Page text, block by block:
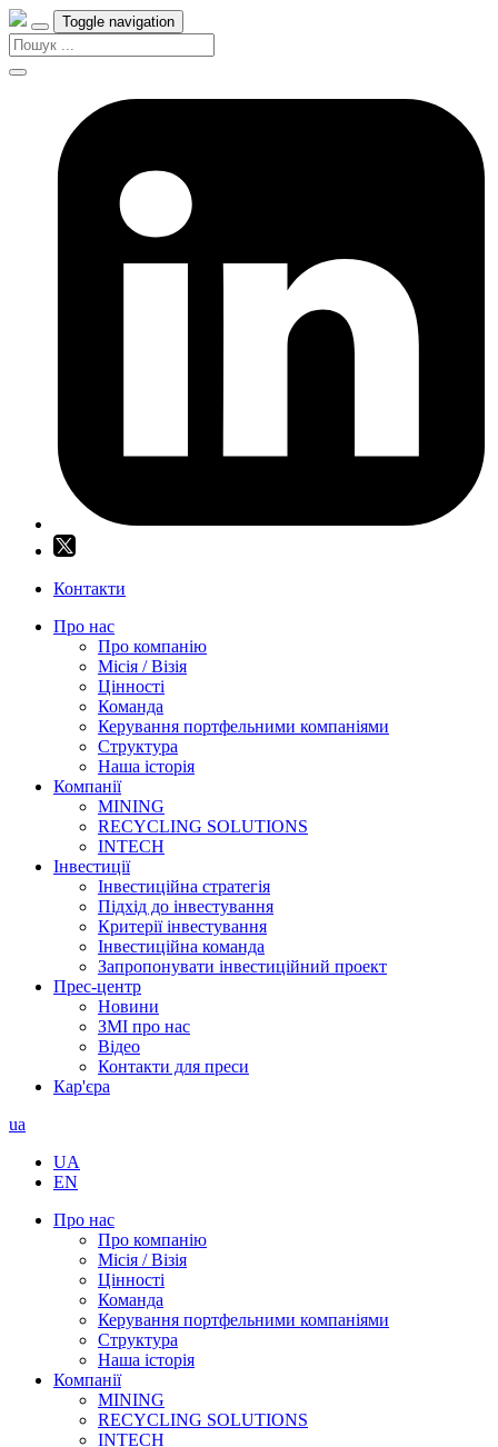
Toggle navigation
Контакти
Про нас
Про компанію
Місія / Візія
Цінності
Команда
Керування портфельними компаніями
Структура
Наша історія
Компанії
MINING
RECYCLING SOLUTIONS
INTECH
Інвестиції
Інвестиційна стратегія
Підхід до інвестування
Критерії інвестування
Інвестиційна команда
Запропонувати інвестиційний проект
Прес-центр
Новини
ЗМІ про нас
Відео
Контакти для преси
Кар'єра
ua
UA
EN
Про нас
Про компанію
Місія / Візія
Цінності
Команда
Керування портфельними компаніями
Структура
Наша історія
Компанії
MINING
RECYCLING SOLUTIONS
INTECH